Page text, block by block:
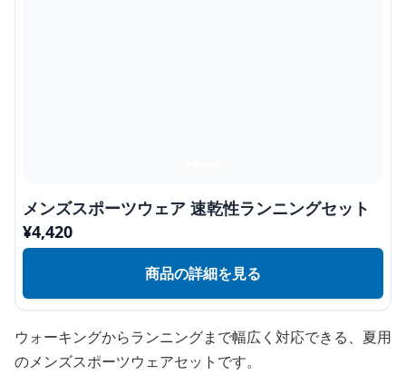
メンズスポーツウェア 速乾性ランニングセット
¥4,420
商品の詳細を見る
ウォーキングからランニングまで幅広く対応できる、夏用
のメンズスポーツウェアセットです。